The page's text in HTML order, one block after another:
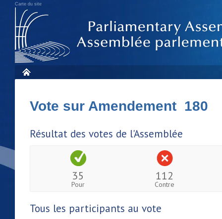
Carte du site
Vote sur Amendement 180
Résultat des votes de l'Assemblée
35
Pour
112
Contre
Tous les participants au vote